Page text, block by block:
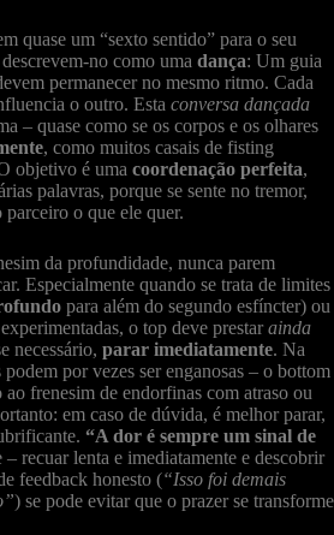
quase um “sexto sentido” para o seu
no como uma dança: Um guia
permanecer no mesmo ritmo. Cada
o outro. Esta conversa dançada
– quase como se os corpos e os olhares
, como muitos casais de fisting
objetivo é uma coordenação perfeita,
palavras, porque se sente no tremor,
o que ele quer.
da profundidade, nunca parem
Especialmente quando se trata de limites
para além do segundo esfíncter) ou
o top deve prestar ainda
necessário, parar imediatamente. Na
por vezes ser enganosas – o bottom
frenesim de endorfinas com atraso ou
em caso de dúvida, é melhor parar,
“A dor é sempre um sinal de
– recuar lenta e imediatamente e descobrir
feedback honesto (“Isso foi demais
) se pode evitar que o prazer se transforme